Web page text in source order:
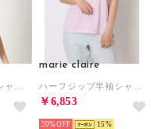
marie claire
￥6,853
30% 15